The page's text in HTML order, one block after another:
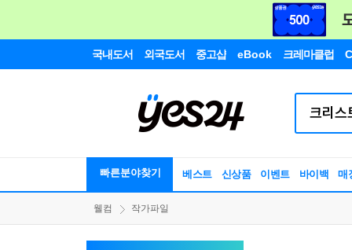
국내도서 외국도서 중고샵 eBook 크레마클럽
빠른분야찾기 베스트 신상품 이벤트 바이백 매
웰컴 작가파일